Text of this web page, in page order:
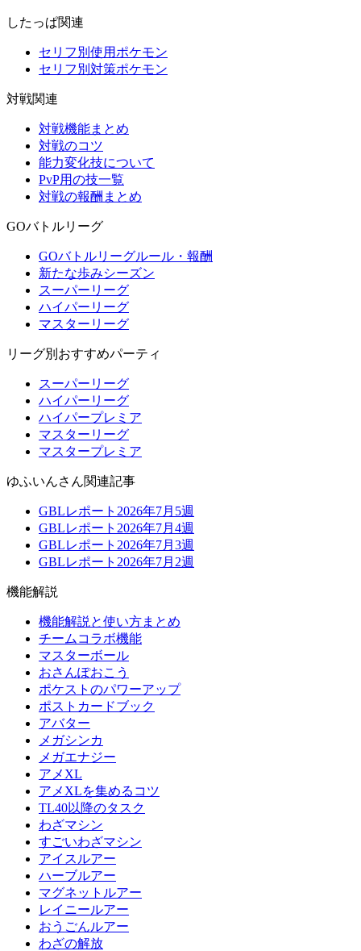
したっぱ関連
セリフ別使用ポケモン
セリフ別対策ポケモン
対戦関連
対戦機能まとめ
対戦のコツ
能力変化技について
PvP用の技一覧
対戦の報酬まとめ
GOバトルリーグ
GOバトルリーグルール・報酬
新たな歩みシーズン
スーパーリーグ
ハイパーリーグ
マスターリーグ
リーグ別おすすめパーティ
スーパーリーグ
ハイパーリーグ
ハイパープレミア
マスターリーグ
マスタープレミア
ゆふいんさん関連記事
GBLレポート2026年7月5週
GBLレポート2026年7月4週
GBLレポート2026年7月3週
GBLレポート2026年7月2週
機能解説
機能解説と使い方まとめ
チームコラボ機能
マスターボール
おさんぽおこう
ポケストのパワーアップ
ポストカードブック
アバター
メガシンカ
メガエナジー
アメXL
アメXLを集めるコツ
TL40以降のタスク
わざマシン
すごいわざマシン
アイスルアー
ハーブルアー
マグネットルアー
レイニールアー
おうごんルアー
わざの解放